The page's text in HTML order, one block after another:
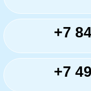
+7
+7